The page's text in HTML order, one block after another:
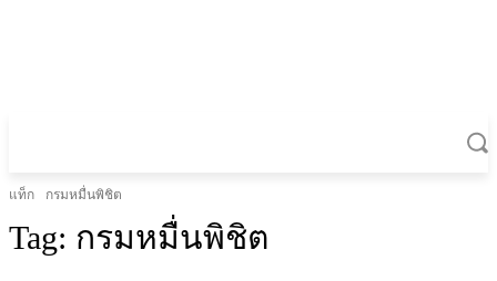
แท็ก กรมหมื่นพิชิต
Tag: กรมหมื่นพิชิต